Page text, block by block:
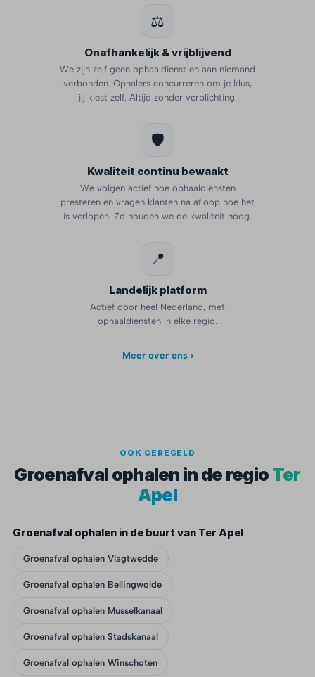
⚖️
Onafhankelijk & vrijblijvend
We zijn zelf geen ophaaldienst en aan niemand
verbonden. Ophalers concurreren om je klus,
jij kiest zelf. Altijd zonder verplichting.
🛡️
Kwaliteit continu bewaakt
We volgen actief hoe ophaaldiensten
presteren en vragen klanten na afloop hoe het
is verlopen. Zo houden we de kwaliteit hoog.
📍
Landelijk platform
Actief door heel Nederland, met
ophaaldiensten in elke regio.
Meer over ons ›
OOK GEREGELD
Groenafval ophalen in de regio Ter
Apel
Groenafval ophalen in de buurt van Ter Apel
Groenafval ophalen Vlagtwedde
Groenafval ophalen Bellingwolde
Groenafval ophalen Musselkanaal
Groenafval ophalen Stadskanaal
Groenafval ophalen Winschoten